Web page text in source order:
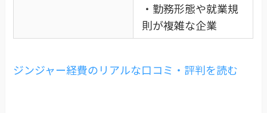
・勤務形態や就業規
則が複雑な企業
ジンジャー経費のリアルな口コミ・評判を読む